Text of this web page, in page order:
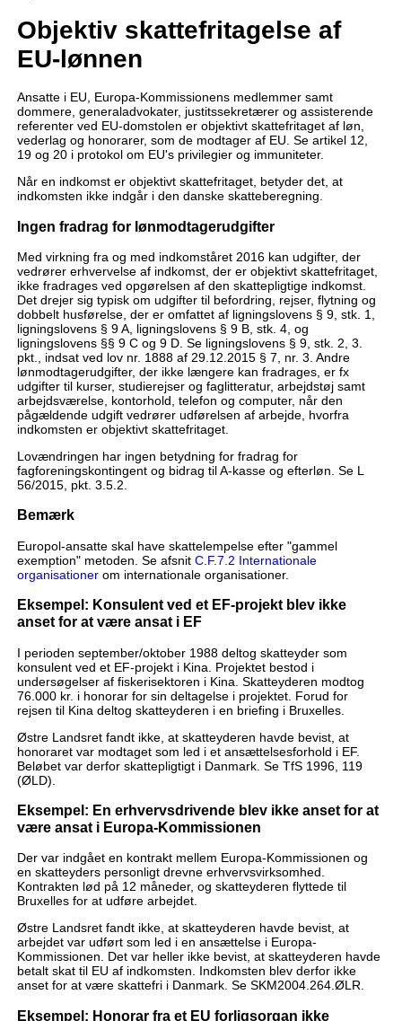
Objektiv skattefritagelse af
EU-lønnen
Ansatte i EU, Europa-Kommissionens medlemmer samt
dommere, generaladvokater, justitssekretærer og assisterende
referenter ved EU-domstolen er objektivt skattefritaget af løn,
vederlag og honorarer, som de modtager af EU. Se artikel 12,
19 og 20 i protokol om EU's privilegier og immuniteter.
Når en indkomst er objektivt skattefritaget, betyder det, at
indkomsten ikke indgår i den danske skatteberegning.
Ingen fradrag for lønmodtagerudgifter
Med virkning fra og med indkomståret 2016 kan udgifter, der
vedrører erhvervelse af indkomst, der er objektivt skattefritaget,
ikke fradrages ved opgørelsen af den skattepligtige indkomst.
Det drejer sig typisk om udgifter til befordring, rejser, flytning og
dobbelt husførelse, der er omfattet af ligningslovens § 9, stk. 1,
ligningslovens § 9 A, ligningslovens § 9 B, stk. 4, og
ligningslovens §§ 9 C og 9 D. Se ligningslovens § 9, stk. 2, 3.
pkt., indsat ved lov nr. 1888 af 29.12.2015 § 7, nr. 3. Andre
lønmodtagerudgifter, der ikke længere kan fradrages, er fx
udgifter til kurser, studierejser og faglitteratur, arbejdstøj samt
arbejdsværelse, kontorhold, telefon og computer, når den
pågældende udgift vedrører udførelsen af arbejde, hvorfra
indkomsten er objektivt skattefritaget.
Lovændringen har ingen betydning for fradrag for
fagforeningskontingent og bidrag til A-kasse og efterløn. Se L
56/2015, pkt. 3.5.2.
Bemærk
Europol-ansatte skal have skattelempelse efter "gammel
exemption" metoden. Se afsnit C.F.7.2 Internationale
organisationerom internationale organisationer.
Eksempel: Konsulent ved et EF-projekt blev ikke
anset for at være ansat i EF
I perioden september/oktober 1988 deltog skatteyder som
konsulent ved et EF-projekt i Kina. Projektet bestod i
undersøgelser af fiskerisektoren i Kina. Skatteyderen modtog
76.000 kr. i honorar for sin deltagelse i projektet. Forud for
rejsen til Kina deltog skatteyderen i en briefing i Bruxelles.
Østre Landsret fandt ikke, at skatteyderen havde bevist, at
honoraret var modtaget som led i et ansættelsesforhold i EF.
Beløbet var derfor skattepligtigt i Danmark. Se TfS 1996, 119
(ØLD).
Eksempel: En erhvervsdrivende blev ikke anset for at
være ansat i Europa-Kommissionen
Der var indgået en kontrakt mellem Europa-Kommissionen og
en skatteyders personligt drevne erhvervsvirksomhed.
Kontrakten lød på 12 måneder, og skatteyderen flyttede til
Bruxelles for at udføre arbejdet.
Østre Landsret fandt ikke, at skatteyderen havde bevist, at
arbejdet var udført som led i en ansættelse i Europa-
Kommissionen. Det var heller ikke bevist, at skatteyderen havde
betalt skat til EU af indkomsten. Indkomsten blev derfor ikke
anset for at være skattefri i Danmark. Se SKM2004.264.ØLR.
Eksempel: Honorar fra et EU forligsorgan ikke